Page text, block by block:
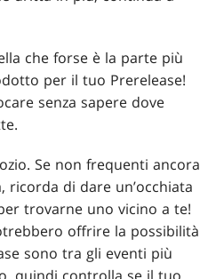
che forse è la parte più
per il tuo Prerelease!
senza sapere dove
Se non frequenti ancora
ricorda di dare un’occhiata
trovarne uno vicino a te!
offrire la possibilità
sono tra gli eventi più